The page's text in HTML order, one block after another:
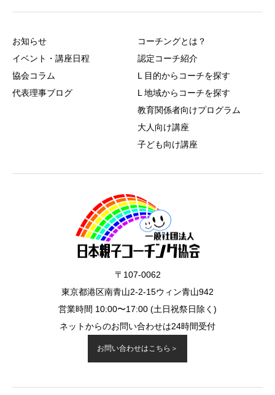
お知らせ
イベント・講座日程
協会コラム
代表理事ブログ
コーチングとは？
認定コーチ紹介
L 目的からコーチを探す
L 地域からコーチを探す
教育関係者向けプログラム
大人向け講座
子ども向け講座
〒107-0062
東京都港区南青山2-2-15ウィン青山942
営業時間 10:00〜17:00 (土日祝祭日除く)
ネットからのお問い合わせは24時間受付
お問い合わせはこちら＞